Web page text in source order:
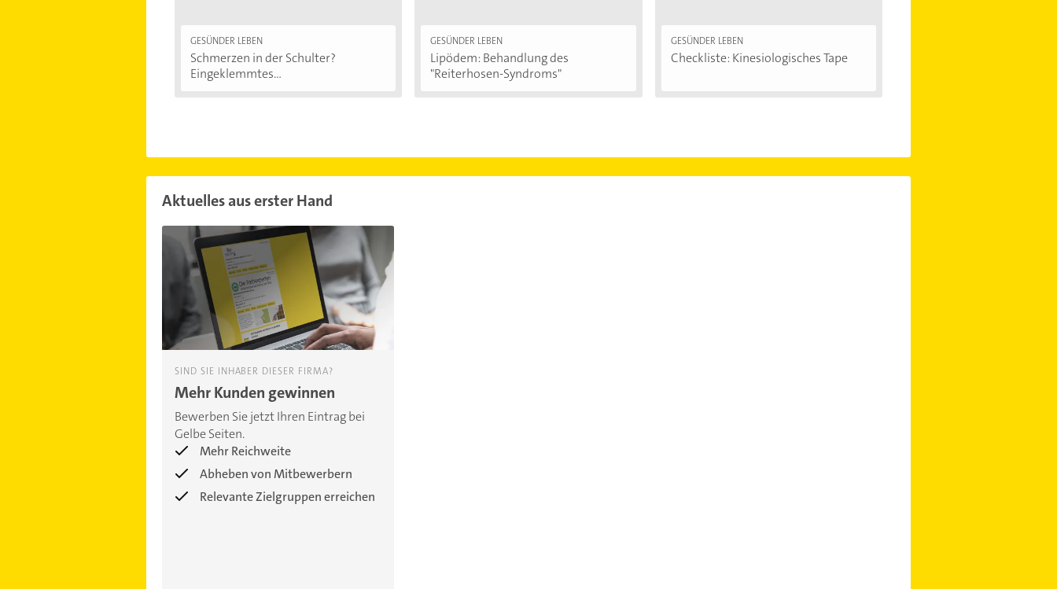
GESÜNDER LEBEN
Schmerzen in der Schulter?
Eingeklemmtes...
GESÜNDER LEBEN
Lipödem: Behandlung des
"Reiterhosen-Syndroms"
GESÜNDER LEBEN
Checkliste: Kinesiologisches Tape
Aktuelles aus erster Hand
SIND SIE INHABER DIESER FIRMA?
Mehr Kunden gewinnen
Bewerben Sie jetzt Ihren Eintrag bei
Gelbe Seiten.
Mehr Reichweite
Abheben von Mitbewerbern
Relevante Zielgruppen erreichen